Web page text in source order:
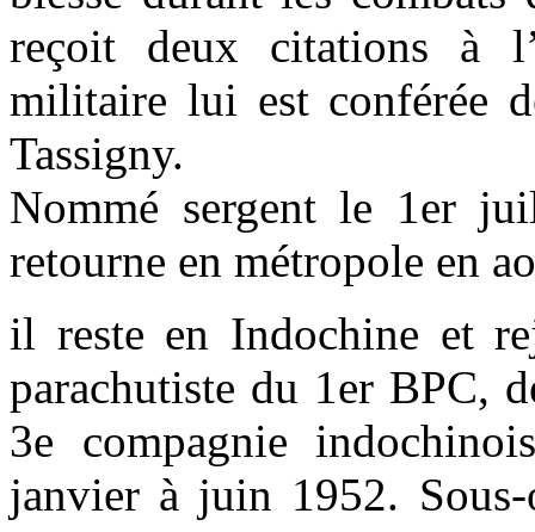
reçoit deux citations à
militaire lui est conférée
Tassigny.
Nommé sergent le 1er
retourne en métropole en
il reste en Indochine et
parachutiste du 1er BPC,
3e compagnie
janvier à juin 1952.